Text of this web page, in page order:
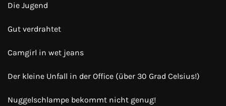
Die Jugend
Gut verdrahtet
Camgirl in wet jeans
Der kleine Unfall in der Office (über 30 Grad Celsius!)
Nuggelschlampe bekommt nicht genug!